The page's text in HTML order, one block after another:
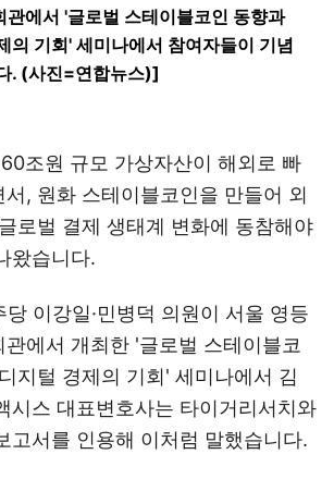
관에서 '글로벌 스테이블코인 동향과
의 기회' 세미나에서 참여자들이 기념
. (사진=연합뉴스)]
조원 규모 가상자산이 해외로 빠
, 원화 스테이블코인을 만들어 외
로벌 결제 생태계 변화에 동참해야
왔습니다.
이강일·민병덕 의원이 서울 영등
관에서 개최한 '글로벌 스테이블코
지털 경제의 기회' 세미나에서 김
시스 대표변호사는 타이거리서치와
고서를 인용해 이처럼 말했습니다.